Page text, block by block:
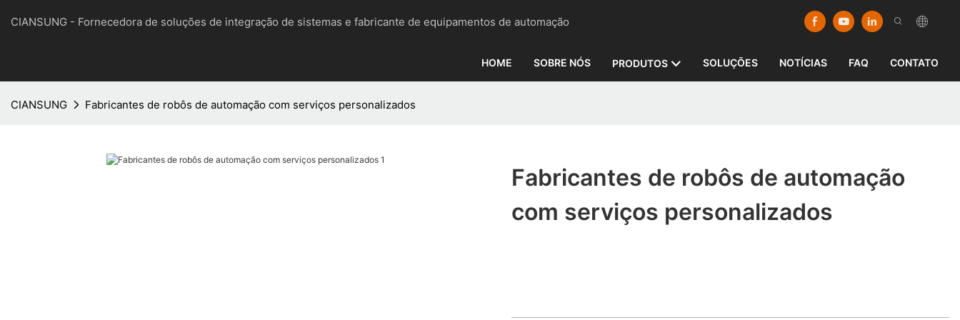
CIANSUNG - Fornecedora de soluções de integração de sistemas e fabricante de equipamentos de automação
HOME SOBRE NÓS PRODUTOS SOLUÇÕES NOTÍCIAS FAQ CONTATO
CIANSUNG Fabricantes de robôs de automação com serviços personalizados
Fabricantes de robôs de automação
com serviços personalizados